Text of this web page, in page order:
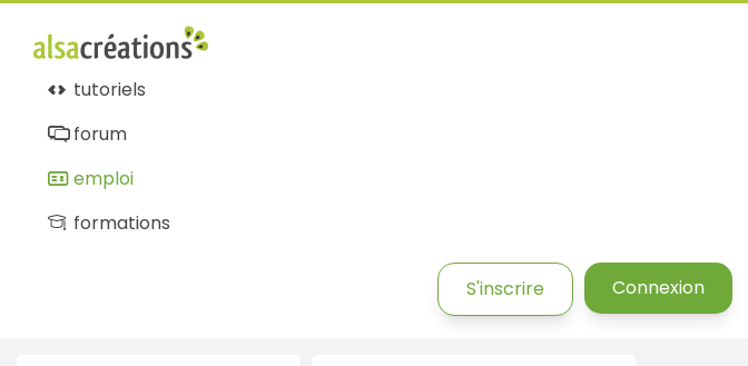
Alsacréations
emploi
tutoriels
forum
emploi
formations
S'inscrire Connexion